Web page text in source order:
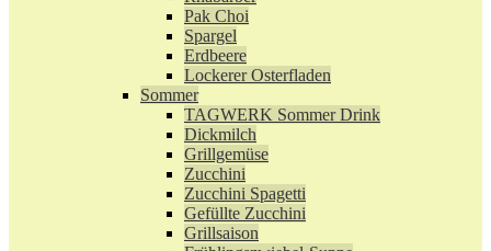
Pak Choi
Spargel
Erdbeere
Lockerer Osterfladen
Sommer
TAGWERK Sommer Drink
Dickmilch
Grillgemüse
Zucchini
Zucchini Spagetti
Gefüllte Zucchini
Grillsaison